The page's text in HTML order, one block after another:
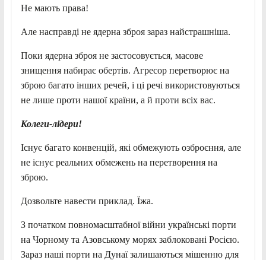
Не мають права!
Але насправді не ядерна зброя зараз найстрашніша.
Поки ядерна зброя не застосовується, масове
знищення набирає обертів. Агресор перетворює на
зброю багато інших речей, і ці речі використовуються
не лише проти нашої країни, а й проти всіх вас.
Колеги-лідери!
Існує багато конвенцій, які обмежують озброєння, але
не існує реальних обмежень на перетворення на
зброю.
Дозвольте навести приклад. Їжа.
З початком повномасштабної війни українські порти
на Чорному та Азовському морях заблоковані Росією.
Зараз наші порти на Дунаї залишаються мішенню для